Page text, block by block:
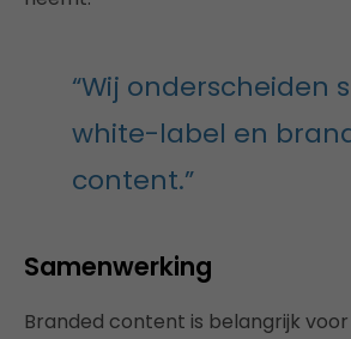
“Wij onderscheiden
white-label en
content.”
Samenwerking
Branded content is belangrijk voor